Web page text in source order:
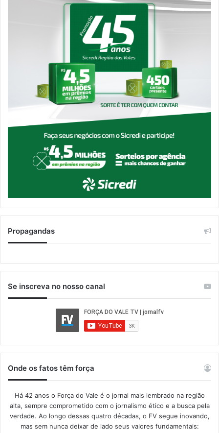
Propagandas
Se inscreva no nosso canal
Onde os fatos têm força
Há 42 anos o Força do Vale é o jornal mais lembrado na região
alta, sempre comprometido com o jornalismo ético e a busca pela
verdade. Ao longo dessas quatro décadas, o FV segue inovando,
mas sem nunca deixar de lado seus valores fundamentais: